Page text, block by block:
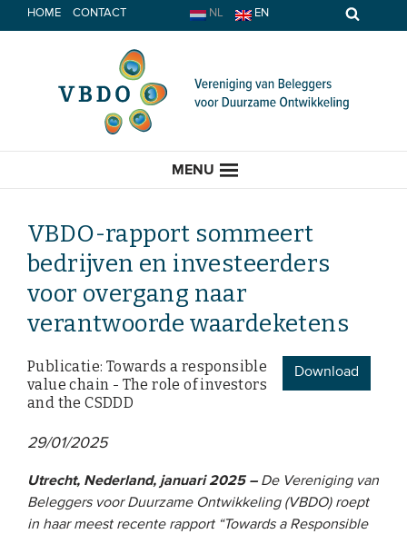
Spring
naar
HOME CONTACT NL EN
MENU
HOME
ACTUEEL
Nieuws
Van de VBDO
Van leden & partners
VBDO-rapport sommeert
bedrijven en investeerders
voor overgang naar
verantwoorde waardeketens
Download
Publicatie: Towards a responsible
value chain - The role of investors
and the CSDDD
29/01/2025
Utrecht, Nederland, januari 2025 – De Vereniging van
Beleggers voor Duurzame Ontwikkeling (VBDO) roept
in haar meest recente rapport “Towards a Responsible